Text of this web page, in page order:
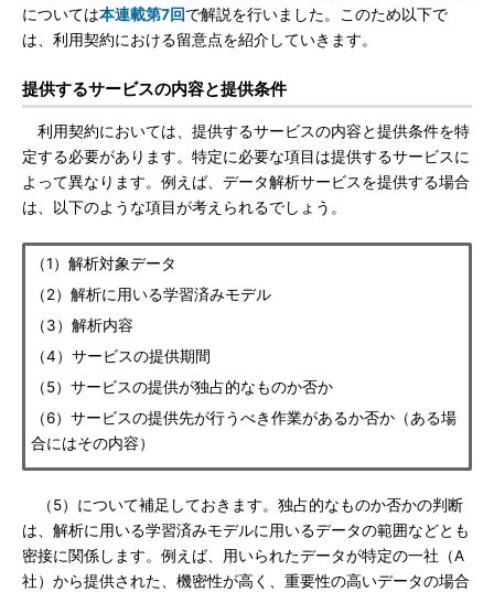
については本連載第7回で解説を行いました。このため以下で
は、利用契約における留意点を紹介していきます。
提供するサービスの内容と提供条件
利用契約においては、提供するサービスの内容と提供条件を特
定する必要があります。特定に必要な項目は提供するサービスに
よって異なります。例えば、データ解析サービスを提供する場合
は、以下のような項目が考えられるでしょう。
（1）解析対象データ
（2）解析に用いる学習済みモデル
（3）解析内容
（4）サービスの提供期間
（5）サービスの提供が独占的なものか否か
（6）サービスの提供先が行うべき作業があるか否か（ある場
合にはその内容）
（5）について補足しておきます。独占的なものか否かの判断
は、解析に用いる学習済みモデルに用いるデータの範囲などとも
密接に関係します。例えば、用いられたデータが特定の一社（A
社）から提供された、機密性が高く、重要性の高いデータの場合